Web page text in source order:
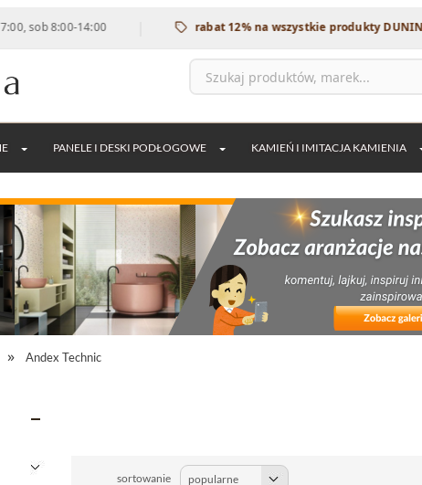
8:00-14:00 | rabat 12% na wszystkie produkty DUNIN - kod
PANELE I DESKI PODŁOGOWE KAMIEŃ I IMITACJA KAMIENIA
Andex Technic
sortowanie